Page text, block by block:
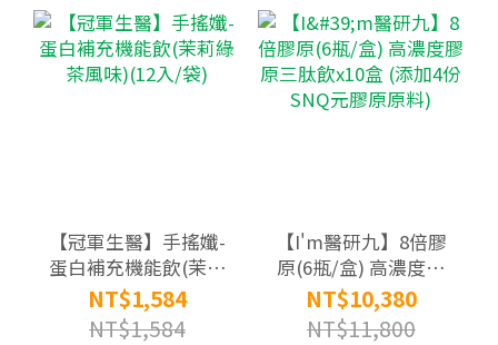
【冠軍生醫】手搖孅-
蛋白補充機能飲(茉莉
綠茶風味)(12入/袋)
NT$1,584
NT$1,584
【I'm醫研九】8倍膠
原(6瓶/盒) 高濃度膠
原三肽飲x10盒 (添加4
份SNQ元膠原原料)
NT$10,380
NT$11,800